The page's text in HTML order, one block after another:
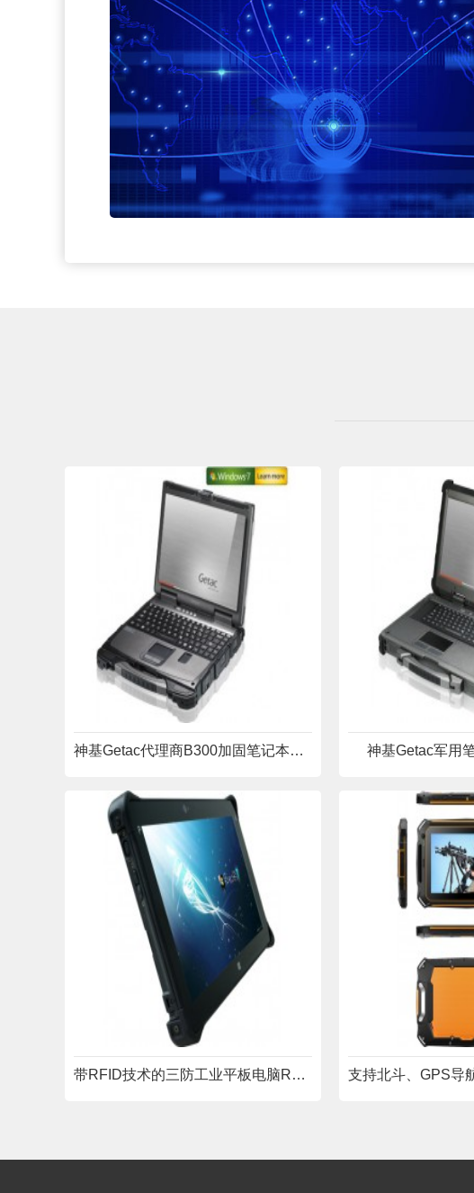
神基Getac代理商B300加固笔记本电脑 神基Getac军用
带RFID技术的三防工业平板电脑RYW11